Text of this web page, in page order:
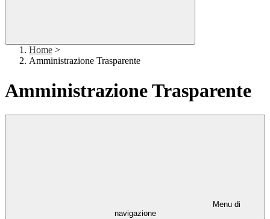
Home >
Amministrazione Trasparente
Amministrazione Trasparente
Menu di
navigazione